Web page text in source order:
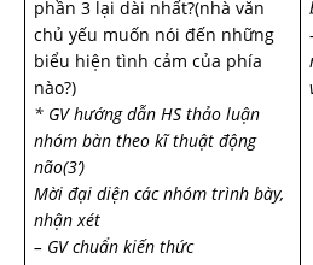
phần 3 lại dài nhất?(nhà văn
chủ yếu muốn nói đến những
biểu hiện tình cảm của phía
nào?)
* GV hướng dẫn HS thảo luận
nhóm bàn theo kĩ thuật động
não(3’)
Mời đại diện các nhóm trình bày,
nhận xét
– GV chuẩn kiến thức